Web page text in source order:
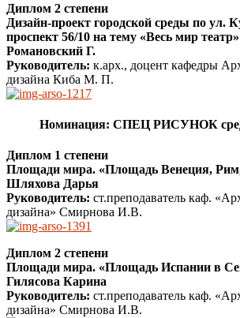
Диплом 2 степени
Дизайн-проект городской среды по ул.
проспект 56/10 на тему «Весь мир театр»
Романовский Г.
Руководитель: к.арх., доцент кафедры
дизайна Киба М. П.
Номинация: СПЕЦ РИСУНОК
Диплом 1 степени
Площади мира. «Площадь Венеция,
Шляхова Дарья
Руководитель: ст.преподаватель каф.
дизайна» Смирнова И.В.
Диплом 2 степени
Площади мира. «Площадь Испании в
Гилясова Карина
Руководитель: ст.преподаватель каф.
дизайна» Смирнова И.В.